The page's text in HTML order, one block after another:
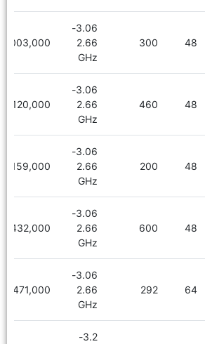
48
300
3.06-
2.66
GHz
3,003,000
48
460
3.06-
2.66
GHz
3,120,000
48
200
3.06-
2.66
GHz
3,159,000
48
600
3.06-
2.66
GHz
3,432,000
64
292
3.06-
2.66
GHz
3,471,000
3.2-